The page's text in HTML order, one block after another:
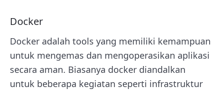
Docker
Docker adalah tools yang memiliki kemampuan
untuk mengemas dan mengoperasikan aplikasi
secara aman. Biasanya docker diandalkan
untuk beberapa kegiatan seperti infrastruktur